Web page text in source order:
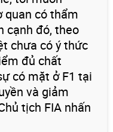
quan có thẩm
cạnh đó, theo
chưa có ý thức
đủ chất
có mặt ở F1 tại
và giảm
tịch FIA nhấn